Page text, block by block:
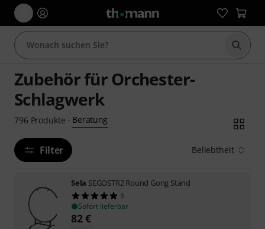
Suche
Zubehör für Orchester-
Schlagwerk
796 Produkte · Beratung
Filter Beliebtheit
Sela SEGOSTR2 Round Gong Stand
5
Sofort lieferbar
82€